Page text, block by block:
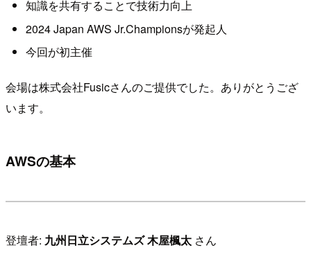
知識を共有することで技術力向上
2024 Japan AWS Jr.Championsが発起人
今回が初主催
会場は株式会社Fusicさんのご提供でした。ありがとうござ
います。
AWSの基本
登壇者: 九州日立システムズ 木屋楓太 さん